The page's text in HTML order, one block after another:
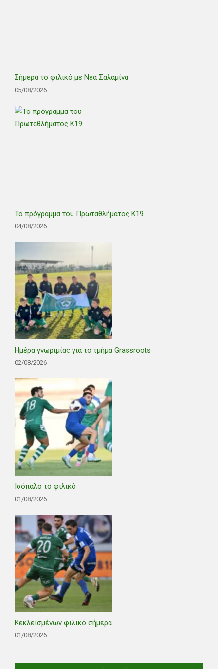
Σήμερα το φιλικό με Νέα Σαλαμίνα
05/08/2026
Το πρόγραμμα του Πρωταθλήματος Κ19
04/08/2026
Ημέρα γνωριμίας για το τμήμα Grassroots
02/08/2026
Ισόπαλο το φιλικό
01/08/2026
Κεκλεισμένων φιλικό σήμερα
01/08/2026